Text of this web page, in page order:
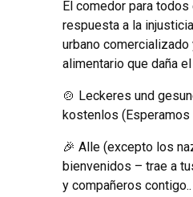
El comedor para
respuesta a la
urbano
alimentario que daña el
🍲️ Leckeres und
kostenlos (Esperamos
🎉️ Alle (excepto los
bienvenidos – trae a
y compañeros contigo..